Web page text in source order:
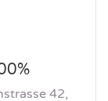
42,